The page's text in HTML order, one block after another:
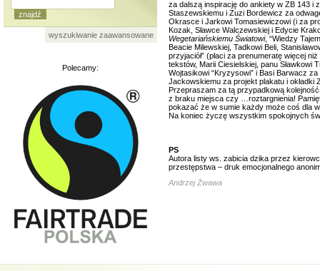
wyszukiwanie zaawansowane
Polecamy:
za dalszą inspirację do ankiety w ZB 143 i
Staszewskiemu i Zuzi Bordewicz za
Okrasce i Jarkowi Tomasiewiczowi (i za
Kozak, Sławce Walczewskiej i Edycie
Wegetariańskiemu Światowi, “Wiedzy
Beacie Milewskiej, Tadkowi Beli,
przyjaciół” (płaci za prenumeratę więcej
tekstów, Marii Ciesielskiej, panu
Wojtasikowi “Kryzysowi” i Basi Barwacz
Jackowskiemu za projekt plakatu i okładki
Przepraszam za tą przypadkową
z braku miejsca czy …roztargnienia!
pokazać że w sumie każdy może coś dla
Na koniec życzę wszystkim spokojnych
PS
Autora listy ws. zabicia dzika przez
przestępstwa – druk emocjonalnego
Andrzej Żwawa